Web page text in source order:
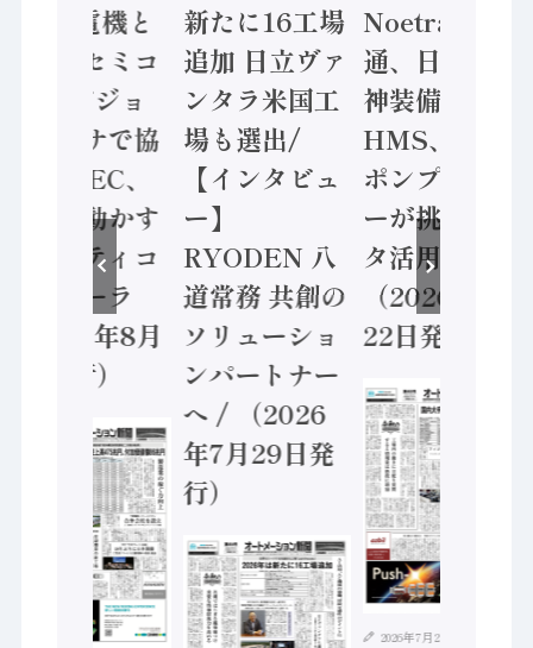
/ 三菱電機と
ソニーセミコ
ン AIビジョ
ンセンサで協
業 / IDEC、
安全に動かす
セーフティコ
ントローラ
（2026年8月
5日発行）
新たに16工場
追加 日立ヴァ
ンタラ米国工
場も選出/
【インタビュ
ー】
RYODEN 八
道常務 共創の
ソリューショ
ンパートナー
へ / （2026
年7月29日発
行）
Noetra、富士
通、日立 / 兵
神装備 ×
HMS、老舗
ポンプメーカ
ーが挑むデー
タ活用 など
（2026年7月
22日発行）
2026年7月21日